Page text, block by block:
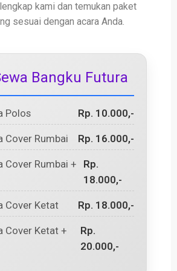
kami dan temukan paket
sesuai dengan acara Anda.
Bangku Futura
Polos Rp. 10.000,-
Cover Rumbai Rp. 16.000,-
Cover Rumbai +
Rp.
18.000,-
Cover Ketat Rp. 18.000,-
Cover Ketat +
Rp.
20.000,-